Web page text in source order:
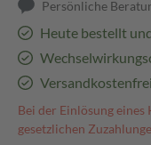
Persönliche
Heute bestellt
Bei der Einlösung eines
gesetzlichen